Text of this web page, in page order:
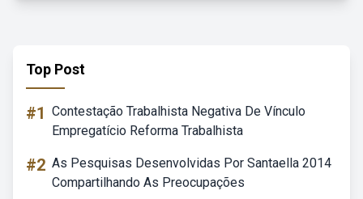
Top Post
#1 Contestação Trabalhista Negativa De Vínculo
Empregatício Reforma Trabalhista
#2 As Pesquisas Desenvolvidas Por Santaella 2014
Compartilhando As Preocupações